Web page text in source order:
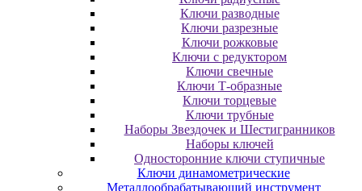
Ключи разводные
Ключи разрезные
Ключи рожковые
Ключи с редуктором
Ключи свечные
Ключи Т-образные
Ключи торцевые
Ключи трубные
Наборы Звездочек и Шестигранников
Наборы ключей
Односторонние ключи ступичные
Ключи динамометрические
Металлообрабатывающий инструмент